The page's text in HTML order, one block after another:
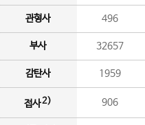
관형사 496
부사 32657
감탄사 1959
접사2) 906